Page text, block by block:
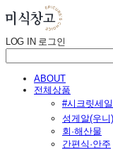
LOG IN 로그인
ABOUT
전체상품
#시크릿세일
성게알(우니
회·해산물
간편식·안주